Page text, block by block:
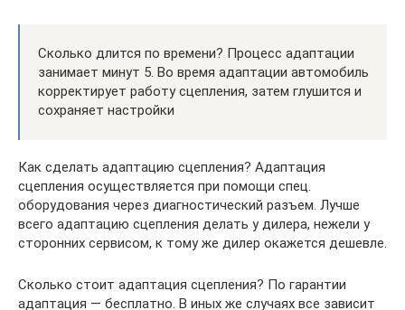
Сколько длится по времени? Процесс адаптации
занимает минут 5. Во время адаптации автомобиль
корректирует работу сцепления, затем глушится и
сохраняет настройки
Как сделать адаптацию сцепления? Адаптация
сцепления осуществляется при помощи спец.
оборудования через диагностический разъем. Лучше
всего адаптацию сцепления делать у дилера, нежели у
сторонних сервисом, к тому же дилер окажется дешевле.
Сколько стоит адаптация сцепления? По гарантии
адаптация — бесплатно. В иных же случаях все зависит